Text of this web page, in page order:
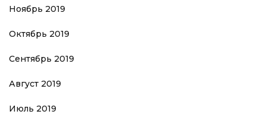
Ноябрь 2019
Октябрь 2019
Сентябрь 2019
Август 2019
Июль 2019